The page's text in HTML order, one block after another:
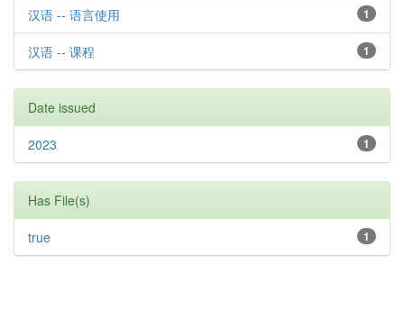
1
汉语 -- 语言使用
1
汉语 -- 课程
Date issued
1
2023
Has File(s)
1
true